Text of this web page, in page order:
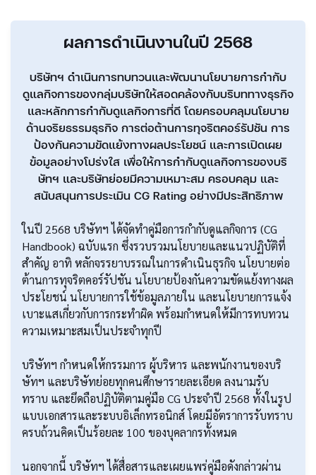
ผลการดำเนินงานในปี 2568
บริษัทฯ ดำเนินการทบทวนและพัฒนานโยบายการกำกับ
ดูแลกิจการของกลุ่มบริษัทให้สอดคล้องกับบริบททางธุรกิจ
และหลักการกำกับดูแลกิจการที่ดี โดยครอบคลุมนโยบาย
ด้านจริยธรรมธุรกิจ การต่อต้านการทุจริตคอร์รัปชัน การ
ป้องกันความขัดแย้งทางผลประโยชน์ และการเปิดเผย
ข้อมูลอย่างโปร่งใส เพื่อให้การกำกับดูแลกิจการของบริ
ษัทฯ และบริษัทย่อยมีความเหมาะสม ครอบคลุม และ
สนับสนุนการประเมิน CG Rating อย่างมีประสิทธิภาพ
ในปี 2568 บริษัทฯ ได้จัดทำคู่มือการกำกับดูแลกิจการ (CG
Handbook) ฉบับแรก ซึ่งรวบรวมนโยบายและแนวปฏิบัติที่
สำคัญ อาทิ หลักจรรยาบรรณในการดำเนินธุรกิจ นโยบายต่อ
ต้านการทุจริตคอร์รัปชัน นโยบายป้องกันความขัดแย้งทางผล
ประโยชน์ นโยบายการใช้ข้อมูลภายใน และนโยบายการแจ้ง
เบาะแสเกี่ยวกับการกระทำผิด พร้อมกำหนดให้มีการทบทวน
ความเหมาะสมเป็นประจำทุกปี
บริษัทฯ กำหนดให้กรรมการ ผู้บริหาร และพนักงานของบริ
ษัทฯ และบริษัทย่อยทุกคนศึกษารายละเอียด ลงนามรับ
ทราบ และยึดถือปฏิบัติตามคู่มือ CG ประจำปี 2568 ทั้งในรูป
แบบเอกสารและระบบอิเล็กทรอนิกส์ โดยมีอัตราการรับทราบ
ครบถ้วนคิดเป็นร้อยละ 100 ของบุคลากรทั้งหมด
นอกจากนี้ บริษัทฯ ได้สื่อสารและเผยแพร่คู่มือดังกล่าวผ่าน